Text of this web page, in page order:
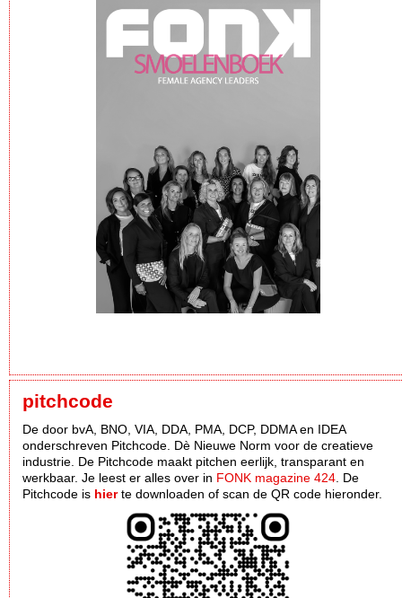
pitchcode
De door bvA, BNO, VIA, DDA, PMA, DCP, DDMA en IDEA
onderschreven Pitchcode. Dè Nieuwe Norm voor de creatieve
industrie. De Pitchcode maakt pitchen eerlijk, transparant en
werkbaar. Je leest er alles over in FONK magazine 424 . De
Pitchcode is hierte downloaden of scan de QR code hieronder.